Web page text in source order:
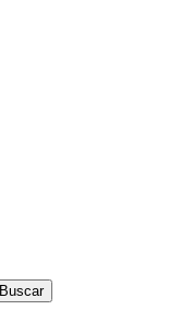
Buscar